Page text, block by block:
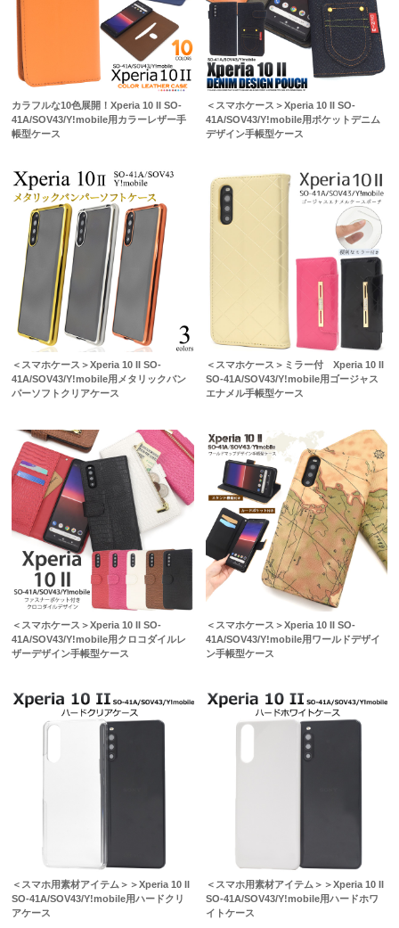
カラフルな10色展開！Xperia 10 II SO-
41A/SOV43/Y!mobile用カラーレザー手
帳型ケース
＜スマホケース＞Xperia 10 II SO-
41A/SOV43/Y!mobile用ポケットデニム
デザイン手帳型ケース
＜スマホケース＞Xperia 10 II SO-
41A/SOV43/Y!mobile用メタリックバン
パーソフトクリアケース
＜スマホケース＞ミラー付 Xperia 10 II
SO-41A/SOV43/Y!mobile用ゴージャス
エナメル手帳型ケース
＜スマホケース＞Xperia 10 II SO-
41A/SOV43/Y!mobile用クロコダイルレ
ザーデザイン手帳型ケース
＜スマホケース＞Xperia 10 II SO-
41A/SOV43/Y!mobile用ワールドデザイ
ン手帳型ケース
＜スマホ用素材アイテム＞＞Xperia 10 II
SO-41A/SOV43/Y!mobile用ハードクリ
アケース
＜スマホ用素材アイテム＞＞Xperia 10 II
SO-41A/SOV43/Y!mobile用ハードホワ
イトケース